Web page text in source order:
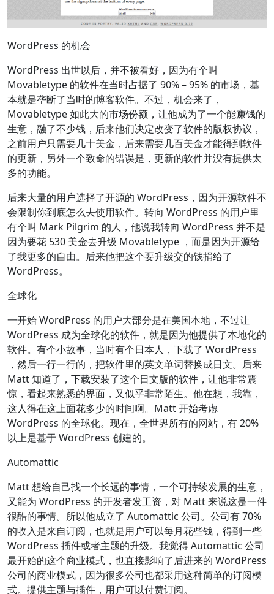
WordPress 的机会
WordPress 出世以后，并不被看好，因为有个叫
Movabletype 的软件在当时占据了 90% – 95% 的市场，基
本就是垄断了当时的博客软件。不过，机会来了，
Movabletype 如此大的市场份额，让他成为了一个能赚钱的
生意，融了不少钱，后来他们决定改变了软件的版权协议，
之前用户只需要几十美金，后来需要几百美金才能得到软件
的更新，另外一个致命的错误是，更新的软件并没有提供太
多的功能。
后来大量的用户选择了开源的 WordPress，因为开源软件不
会限制你到底怎么去使用软件。转向 WordPress 的用户里
有个叫 Mark Pilgrim 的人，他说我转向 WordPress 并不是
因为要花 530 美金去升级 Movabletype ，而是因为开源给
了我更多的自由。后来他把这个要升级交的钱捐给了
WordPress。
全球化
一开始 WordPress 的用户大部分是在美国本地，不过让
WordPress 成为全球化的软件，就是因为他提供了本地化的
软件。有个小故事，当时有个日本人，下载了 WordPress
，然后一行一行的，把软件里的英文单词替换成日文。后来
Matt 知道了，下载安装了这个日文版的软件，让他非常震
惊，看起来熟悉的界面，又似乎非常陌生。他在想，我靠，
这人得在这上面花多少的时间啊。Matt 开始考虑
WordPress 的全球化。现在，全世界所有的网站，有 20%
以上是基于 WordPress 创建的。
Automattic
Matt 想给自己找一个长远的事情，一个可持续发展的生意，
又能为 WordPress 的开发者发工资，对 Matt 来说这是一件
很酷的事情。所以他成立了 Automattic 公司。公司有 70%
的收入是来自订阅，也就是用户可以每月花些钱，得到一些
WordPress 插件或者主题的升级。我觉得 Automattic 公司
最开始的这个商业模式，也直接影响了后进来的 WordPress
公司的商业模式，因为很多公司也都采用这种简单的订阅模
式。提供主题与插件，用户可以付费订阅。